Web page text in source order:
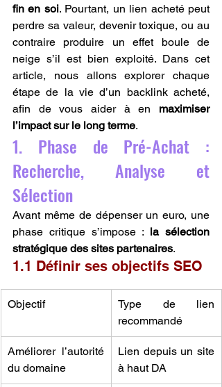
fin en soi. Pourtant, un lien acheté peut
perdre sa valeur, devenir toxique, ou au
contraire produire un effet boule de
neige s’il est bien exploité. Dans cet
article, nous allons explorer chaque
étape de la vie d’un backlink acheté,
afin de vous aider à en maximiser
l’impact sur le long terme.
1. Phase de Pré-Achat :
Recherche, Analyse et
Sélection
Avant même de dépenser un euro, une
phase critique s’impose : la sélection
stratégique des sites partenaires.
1.1 Définir ses objectifs SEO
Objectif
Type de lien
recommandé
Améliorer l’autorité
du domaine
Lien depuis un site
à haut DA